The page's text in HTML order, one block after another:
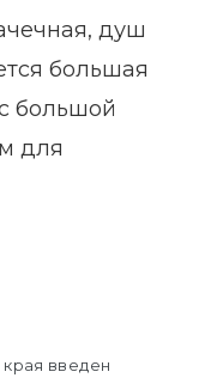
душ
большая
большой
для
введен